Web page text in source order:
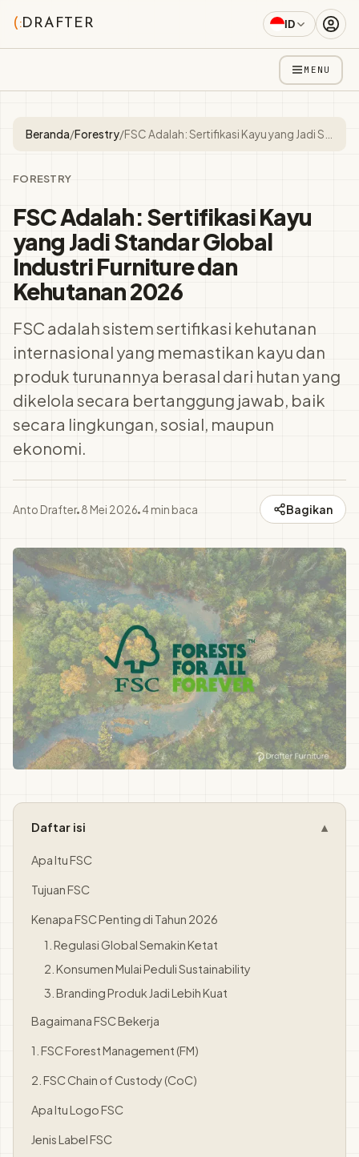
(:DRAFTER ID
MENU
Beranda/Forestry/
FORESTRY
FSC Adalah: Sertifikasi Kayu
yang Jadi Standar Global
Industri Furniture dan
Kehutanan 2026
FSC adalah sistem sertifikasi kehutanan
internasional yang memastikan kayu dan
produk turunannya berasal dari hutan yang
dikelola secara bertanggung jawab, baik
secara lingkungan, sosial, maupun
ekonomi.
Anto Drafter 8 Mei 2026 4min baca Bagikan
Daftar isi
Apa Itu FSC
Tujuan FSC
Kenapa FSC Penting di Tahun 2026
1. Regulasi Global Semakin Ketat
2. Konsumen Mulai Peduli Sustainability
3. Branding Produk Jadi Lebih Kuat
Bagaimana FSC Bekerja
1. FSC Forest Management (FM)
2. FSC Chain of Custody (CoC)
Apa Itu Logo FSC
Jenis Label FSC